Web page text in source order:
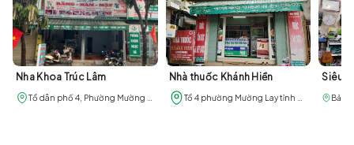
Với sự kết hợp giữa cắt tóc, làm nail, làm mi và phun thêu
thẩm mỹ, Hải Bình là địa điểm thuận tiện để người dân và
du khách chăm sóc vẻ ngoài khi sinh sống, làm việc hoặc
lưu trú tại phường Mường Lay.
Nha Khoa Trúc Lâm Nhà thuốc Khánh Hiền Siêu